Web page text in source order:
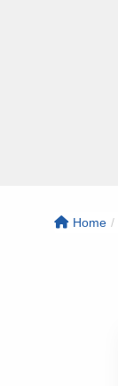
Home /